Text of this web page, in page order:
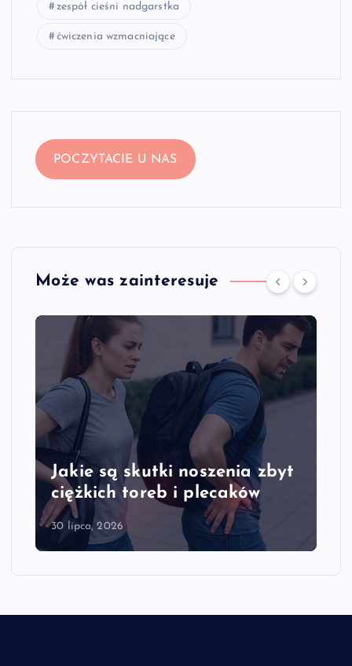
zespół cieśni nadgarstka
ćwiczenia wzmacniające
POCZYTACIE U NAS
Może was zainteresuje
Jakie są skutki noszenia zbyt
ciężkich toreb i plecaków
30 lipca, 2026